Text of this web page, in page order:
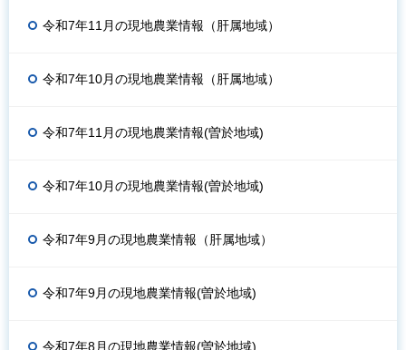
令和7年11月の現地農業情報（肝属地域）
令和7年10月の現地農業情報（肝属地域）
令和7年11月の現地農業情報(曽於地域)
令和7年10月の現地農業情報(曽於地域)
令和7年9月の現地農業情報（肝属地域）
令和7年9月の現地農業情報(曽於地域)
令和7年8月の現地農業情報(曽於地域)